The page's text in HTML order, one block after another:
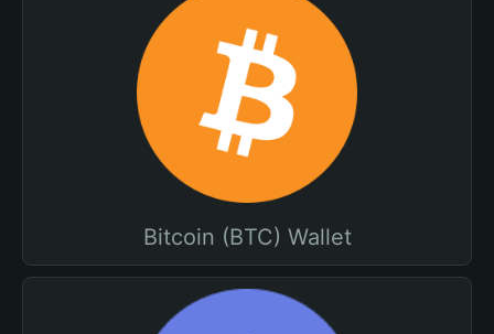
Bitcoin (BTC) Wallet